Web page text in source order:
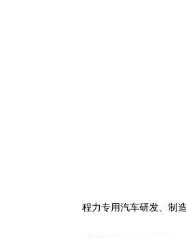
程力专用汽车研发、制